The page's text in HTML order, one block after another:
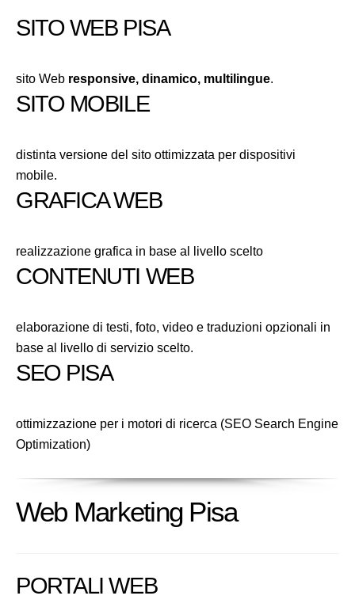
SITO WEB PISA
sito Web responsive, dinamico, multilingue.
SITO MOBILE
distinta versione del sito ottimizzata per dispositivi
mobile.
GRAFICA WEB
realizzazione grafica in base al livello scelto
CONTENUTI WEB
elaborazione di testi, foto, video e traduzioni opzionali in
base al livello di servizio scelto.
SEO PISA
ottimizzazione per i motori di ricerca (SEO Search Engine
Optimization)
Web Marketing Pisa
PORTALI WEB